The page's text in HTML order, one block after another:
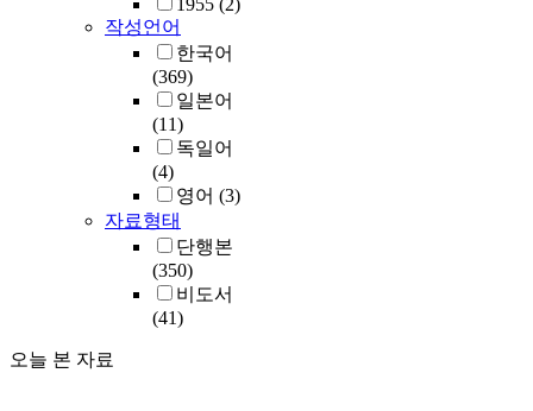
1955 (2)
작성언어
한국어
(369)
일본어
(11)
독일어
(4)
영어 (3)
자료형태
단행본
(350)
비도서
(41)
오늘 본 자료